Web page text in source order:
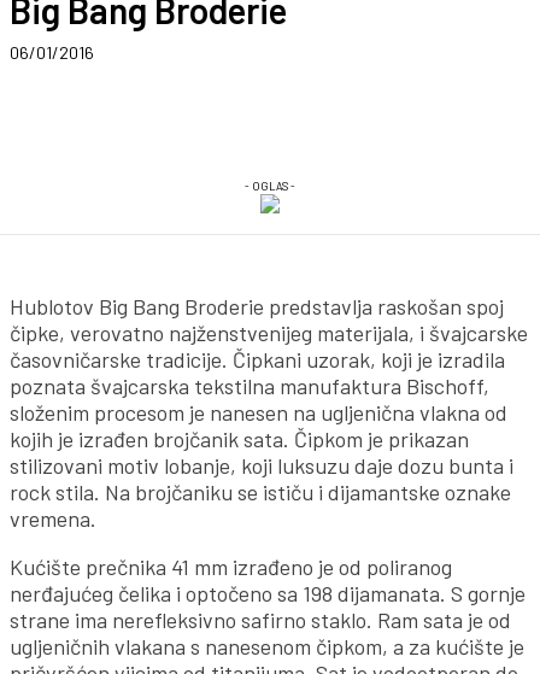
Big Bang Broderie
06/01/2016
- OGLAS -
Hublotov Big Bang Broderie predstavlja raskošan spoj
čipke, verovatno najženstvenijeg materijala, i švajcarske
časovničarske tradicije. Čipkani uzorak, koji je izradila
poznata švajcarska tekstilna manufaktura Bischoff,
složenim procesom je nanesen na ugljenična vlakna od
kojih je izrađen brojčanik sata. Čipkom je prikazan
stilizovani motiv lobanje, koji luksuzu daje dozu bunta i
rock stila. Na brojčaniku se ističu i dijamantske oznake
vremena.
Kućište prečnika 41 mm izrađeno je od poliranog
nerđajućeg čelika i optočeno sa 198 dijamanata. S gornje
strane ima nerefleksivno safirno staklo. Ram sata je od
ugljeničnih vlakana s nanesenom čipkom, a za kućište je